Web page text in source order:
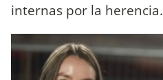
internas por la herencia.